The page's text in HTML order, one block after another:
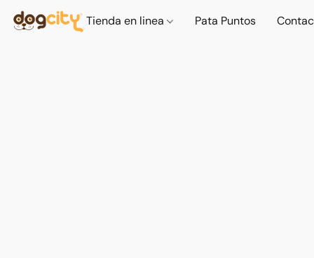
Tienda en linea Pata Puntos